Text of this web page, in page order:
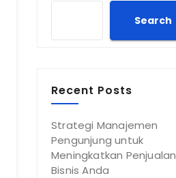
Search
Recent Posts
Strategi Manajemen
Pengunjung untuk
Meningkatkan Penjualan
Bisnis Anda